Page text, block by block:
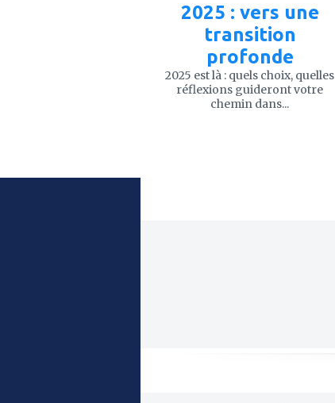
2025 : vers une
transition
profonde
2025 est là : quels choix, quelles
réflexions guideront votre
chemin dans...